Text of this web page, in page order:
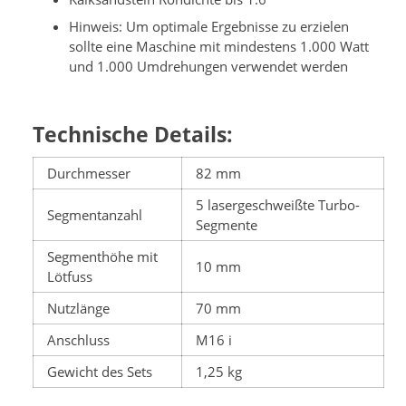
Hinweis: Um optimale Ergebnisse zu erzielen
sollte eine Maschine mit mindestens 1.000 Watt
und 1.000 Umdrehungen verwendet werden
Technische Details:
Durchmesser 82 mm
Segmentanzahl
5 lasergeschweißte Turbo-
Segmente
Segmenthöhe mit
Lötfuss
10 mm
Nutzlänge
70 mm
Anschluss
M16 i
Gewicht des Sets
1,25 kg